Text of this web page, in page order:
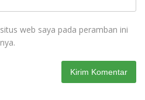
web saya pada peramban ini